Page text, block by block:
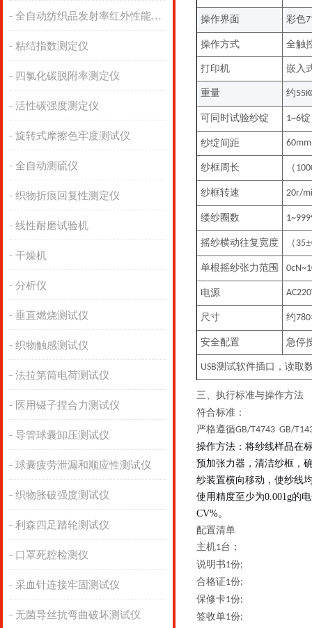
全自动纺织品发射率红外性能分析
粘结指数测定仪
四氯化碳脱附率测定仪
活性碳强度测定仪
旋转式摩擦色牢度测试仪
全自动测硫仪
织物折痕回复性测定仪
线性耐磨试验机
干燥机
分析仪
垂直燃烧测试仪
织物触感测试仪
法拉第筒电荷测试仪
医用镊子捏合力测试仪
导管球囊卸压测试仪
球囊疲劳泄漏和顺应性测试仪
织物胀破强度测试仪
利森四足踏轮测试仪
口罩死腔检测仪
采血针连接牢固测试仪
无菌导丝抗弯曲破坏测试仪
操作界面 彩色7
操作方式 全触
打印机 嵌入
重量 约
可同时试验纱锭 1~6锭
纱绽间距 60mm
纱框周长 （
纱框转速 20r/
缕纱圈数
摇纱横动往复宽度 （ 35±
单根摇纱张力范围
电源
尺寸 约780
安全配置 急停
USB测试软件插口，读取
三、 执行标准与操作方法
符合标准：
严格遵循GB/T4743 GB/
操作方法： 将纱线样品在
预加张力器 ， 清洁纱框，
纱装置横向移动，使纱线
使用精度至少为0.001g的
CV%。
配置清单
主机1台；
说明书1份;
合格证1份;
保修卡1份;
签收单1份;